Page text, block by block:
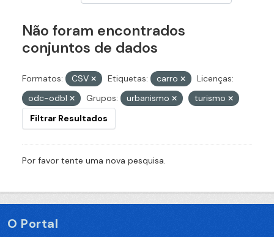
Não foram encontrados
conjuntos de dados
Formatos: CSV Etiquetas: carro
Licenças:
odc-odbl
Grupos: urbanismo
turismo
Filtrar Resultados
Por favor tente uma nova pesquisa.
O Portal